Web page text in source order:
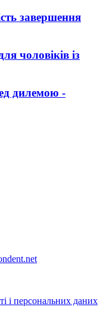
завершення
чоловіків із
дилемою -
і персональних даних